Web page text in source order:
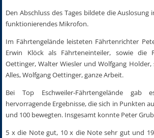
Den Abschluss des Tages bildete die Auslosung
funktionierendes Mikrofon.
Im Fährtengelände leisteten Fährtenrichter
Erwin Klöck als Fährteneinteiler, sowie die
Oettinger, Walter Wiesler und Wolfgang
Alles, Wolfgang Oettinger, ganze Arbeit.
Bei Top Eschweiler-Fährtengelände
hervorragende Ergebnisse, die sich in Punkten
und 100 bewegten. Insgesamt konnte Peter
5 x die Note gut, 10 x die Note sehr gut und